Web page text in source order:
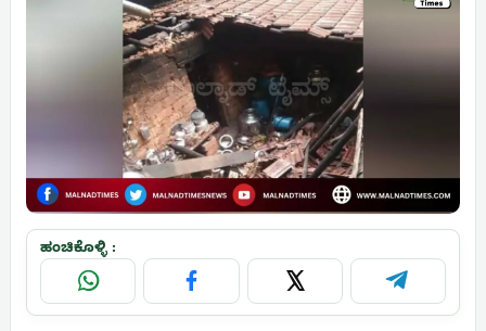
ಹಂಚಿಕೊಳ್ಳಿ :
WhatsApp Facebook X Telegram